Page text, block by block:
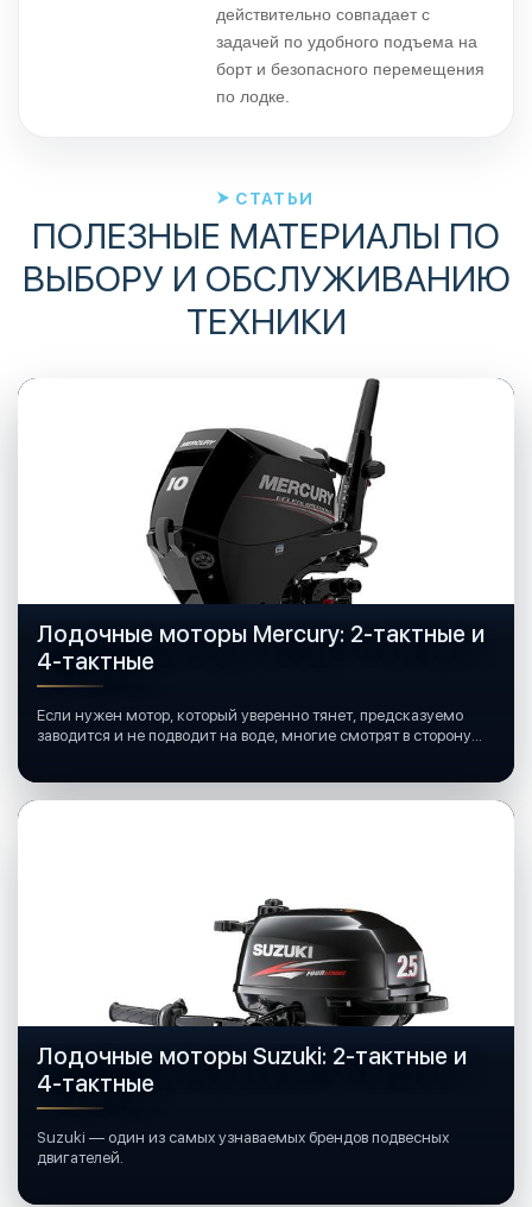
действительно совпадает с
задачей по удобного подъема на
борт и безопасного перемещения
по лодке.
СТАТЬИ
ПОЛЕЗНЫЕ МАТЕРИАЛЫ ПО
ВЫБОРУ И ОБСЛУЖИВАНИЮ
ТЕХНИКИ
Лодочные моторы Mercury: 2-тактные и
4-тактные
Если нужен мотор, который уверенно тянет, предсказуемо
заводится и не подводит на воде, многие смотрят в сторону
Лодочные моторы Suzuki: 2-тактные и
4-тактные
Suzuki — один из самых узнаваемых брендов подвесных
двигателей.